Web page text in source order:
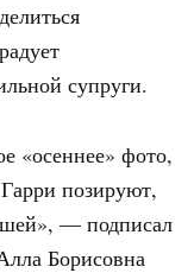
супруги.
«осеннее» фото,
позируют,
— подписал
Борисовна